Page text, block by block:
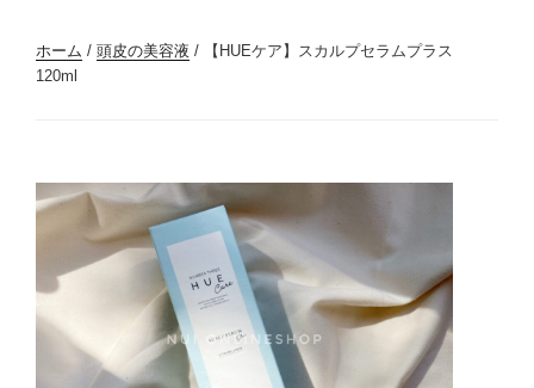
ホーム / 頭皮の美容液 / 【HUEケア】スカルプセラムプラス
120ml